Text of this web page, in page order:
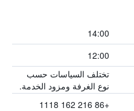
14:00
12:00
تختلف السياسات حسب
نوع الغرفة ومزود الخدمة.
+86 216 162 1118